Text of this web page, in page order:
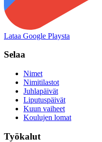
Lataa Google Playsta
Selaa
Nimet
Nimitilastot
Juhlapäivät
Liputuspäivät
Kuun vaiheet
Koulujen lomat
Työkalut